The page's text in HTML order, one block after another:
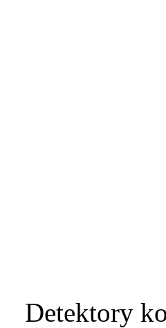
Detektory